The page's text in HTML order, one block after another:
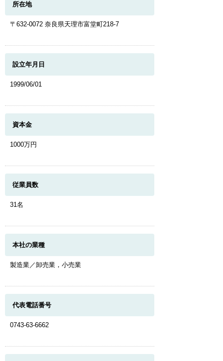
所在地
〒632-0072 奈良県天理市富堂町218-7
設立年月日
1999/06/01
資本金
1000万円
従業員数
31名
本社の業種
製造業／卸売業，小売業
代表電話番号
0743-63-6662